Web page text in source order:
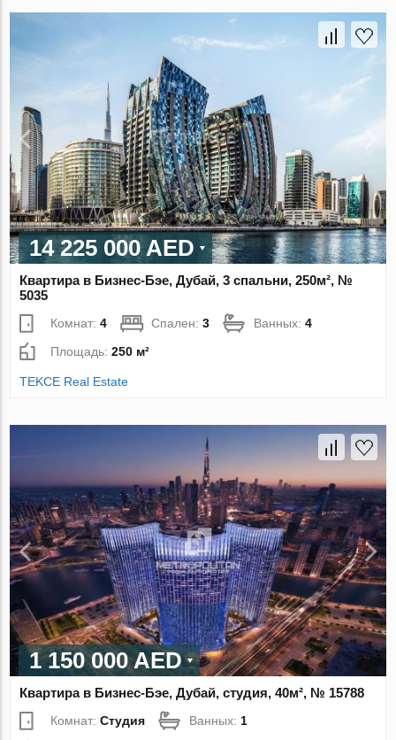
14 225 000 AED
Квартира в Бизнес-Бэе, Дубай, 3 спальни, 250м², №
5035
Комнат:4 Спален:3 Ванных:4
Площадь:250 м²
TEKCE Real Estate
1 150 000 AED
Квартира в Бизнес-Бэе, Дубай, студия, 40м², № 15788
Комнат:Студия Ванных: 1